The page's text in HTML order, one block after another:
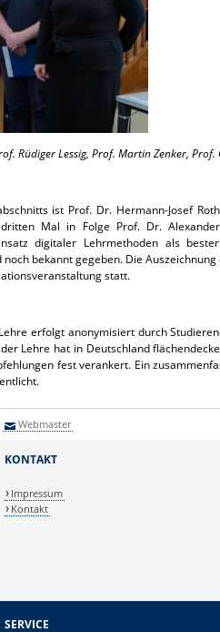
Rüdiger Lessig, Prof. Martin Zenker,
ist Prof. Dr. Hermann-Josef
Mal in Folge Prof. Dr.
digitaler Lehrmethoden als
bekannt gegeben. Die
statt.
erfolgt anonymisiert durch
Lehre hat in Deutschland
fest verankert. Ein
Webmaster
KONTAKT
Impressum
Kontakt
SERVICE